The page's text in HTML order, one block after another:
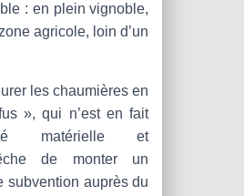
: en plein vignoble,
agricole, loin d’un
les chaumières en
», qui n’est en fait
matérielle et
de monter un
subvention auprès du